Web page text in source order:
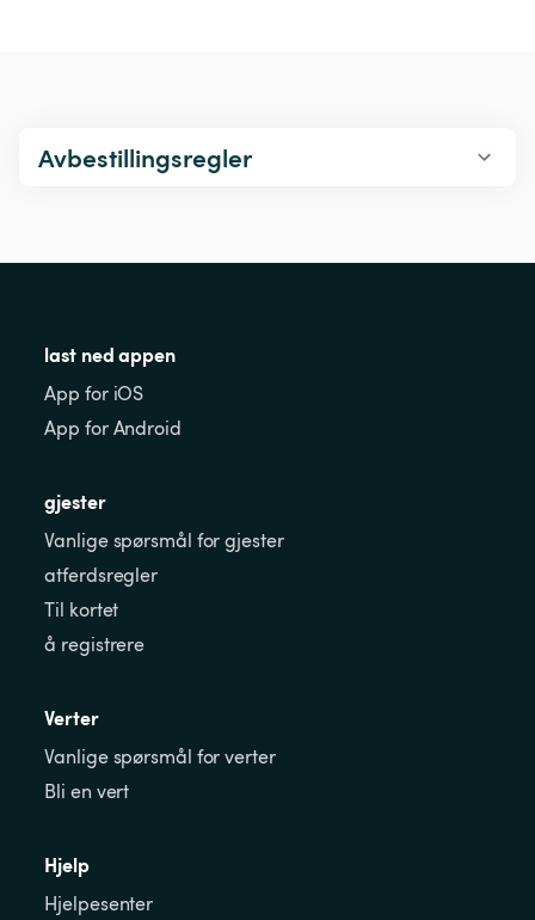
Avbestillingsregler
last ned appen
App for iOS
App for Android
gjester
Vanlige spørsmål for gjester
atferdsregler
Til kortet
å registrere
Verter
Vanlige spørsmål for verter
Bli en vert
Hjelp
Hjelpesenter